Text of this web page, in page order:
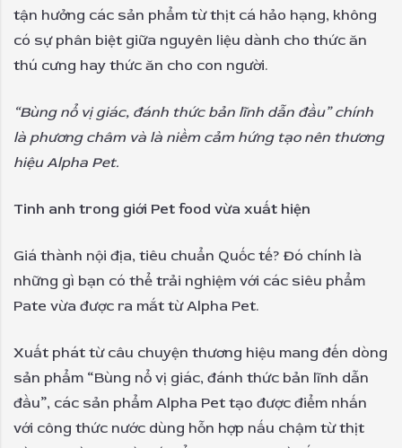
tận hưởng các sản phẩm từ thịt cá hảo hạng, không
có sự phân biệt giữa nguyên liệu dành cho thức ăn
thú cưng hay thức ăn cho con người.
“Bùng nổ vị giác, đánh thức bản lĩnh dẫn đầu” chính
là phương châm và là niềm cảm hứng tạo nên thương
hiệu Alpha Pet.
Tinh anh trong giới Pet food vừa xuất hiện
Giá thành nội địa, tiêu chuẩn Quốc tế? Đó chính là
những gì bạn có thể trải nghiệm với các siêu phẩm
Pate vừa được ra mắt từ Alpha Pet.
Xuất phát từ câu chuyện thương hiệu mang đến dòng
sản phẩm “Bùng nổ vị giác, đánh thức bản lĩnh dẫn
đầu”, các sản phẩm Alpha Pet tạo được điểm nhấn
với công thức nước dùng hỗn hợp nấu chậm từ thịt